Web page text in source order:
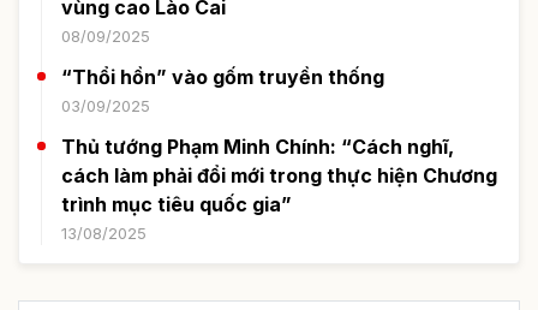
vùng cao Lào Cai
08/09/2025
“Thổi hồn” vào gốm truyền thống
03/09/2025
Thủ tướng Phạm Minh Chính: “Cách nghĩ,
cách làm phải đổi mới trong thực hiện Chương
trình mục tiêu quốc gia”
13/08/2025